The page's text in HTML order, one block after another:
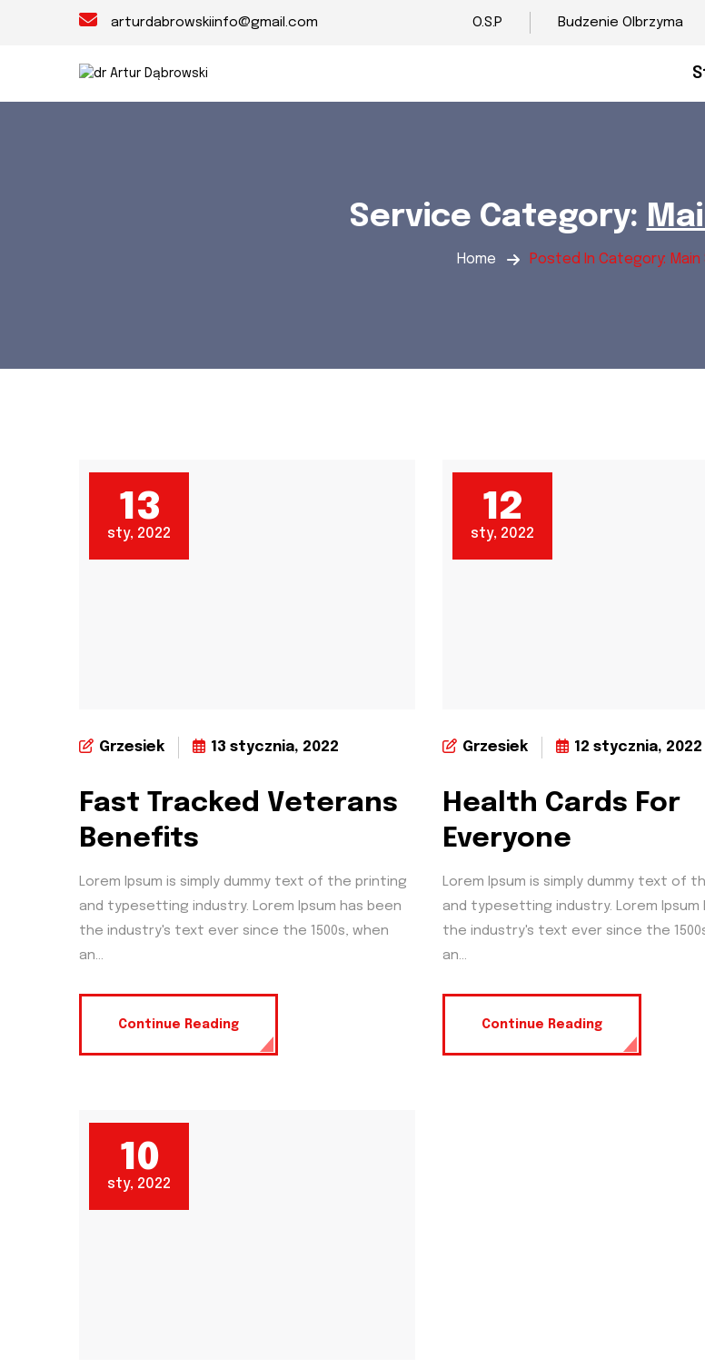
arturdabrowskiinfo@gmail.com O.S.P Budzenie Olbrzyma
Service Category:
Home Posted In Category: Main
13
sty, 2022
Grzesiek 13 stycznia, 2022
Fast Tracked Veterans
Benefits
Lorem Ipsum is simply dummy text of the printing
and typesetting industry. Lorem Ipsum has been
the industry's text ever since the 1500s, when
an...
Continue Reading
12
sty, 2022
Grzesiek 12 stycznia, 2022
Health Cards For
Everyone
Lorem Ipsum is simply dummy text of
and typesetting industry. Lorem Ipsum
the industry's text ever since the
an...
Continue Reading
10
sty, 2022